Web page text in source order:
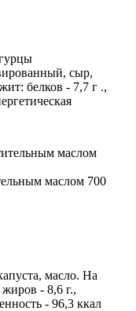
сыр,
белков - 7,7 г .,
маслом 700
масло. На
- 8,6 г.,
- 96,3 ккал